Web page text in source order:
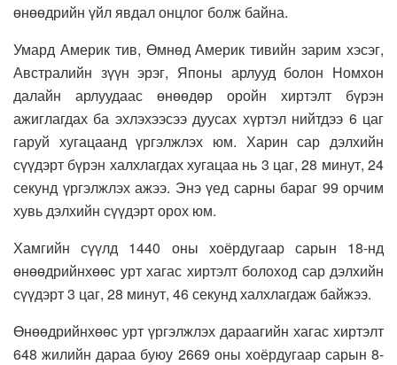
өнөөдрийн үйл явдал онцлог болж байна.
Умард Америк тив, Өмнөд Америк тивийн зарим хэсэг,
Австралийн зүүн эрэг, Японы арлууд болон Номхон
далайн арлуудаас өнөөдөр оройн хиртэлт бүрэн
ажиглагдах ба эхлэхээсээ дуусах хүртэл нийтдээ 6 цаг
гаруй хугацаанд үргэлжлэх юм. Харин сар дэлхийн
сүүдэрт бүрэн халхлагдах хугацаа нь 3 цаг, 28 минут, 24
секунд үргэлжлэх ажээ. Энэ үед сарны бараг 99 орчим
хувь дэлхийн сүүдэрт орох юм.
Хамгийн сүүлд 1440 оны хоёрдугаар сарын 18-нд
өнөөдрийнхөөс урт хагас хиртэлт болоход сар дэлхийн
сүүдэрт 3 цаг, 28 минут, 46 секунд халхлагдаж байжээ.
Өнөөдрийнхөөс урт үргэлжлэх дараагийн хагас хиртэлт
648 жилийн дараа буюу 2669 оны хоёрдугаар сарын 8-